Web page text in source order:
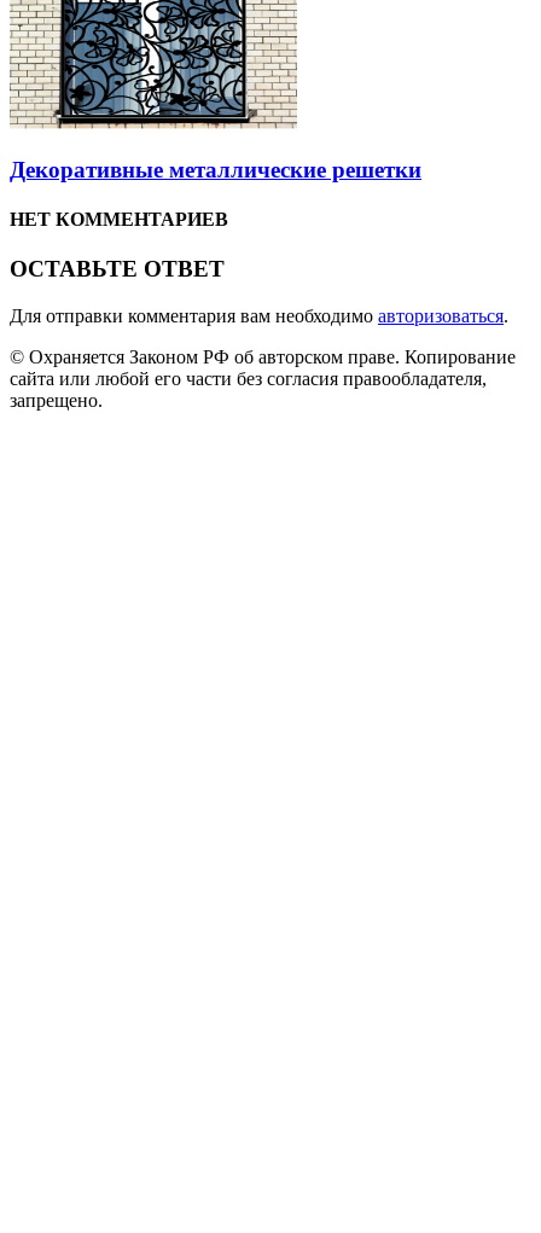
Декоративные металлические решетки
НЕТ КОММЕНТАРИЕВ
ОСТАВЬТЕ ОТВЕТ
Для отправки комментария вам необходимо авторизоваться.
© Охраняется Законом РФ об авторском праве. Копирование
сайта или любой его части без согласия правообладателя,
запрещено.